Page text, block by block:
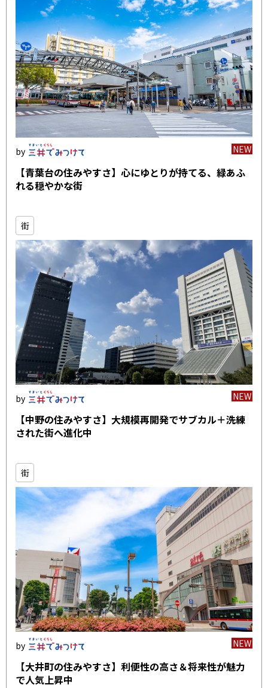
NEW
【青葉台の住みやすさ】心にゆとりが持てる、緑あふ
れる穏やかな街
街
NEW
【中野の住みやすさ】大規模再開発でサブカル＋洗練
された街へ進化中
街
NEW
【大井町の住みやすさ】利便性の高さ＆将来性が魅力
で人気上昇中